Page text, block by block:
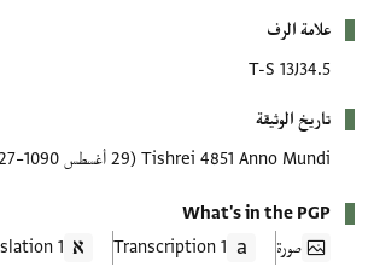
علامة الرف
T-S 13J34.5
تاريخ الوثيقة
Tishrei 4851 Anno Mundi (29 أغسطس 1090–27 سبتمبر 1090 CE)
What's in the PGP
صورة
1 Transcription
1 Translation